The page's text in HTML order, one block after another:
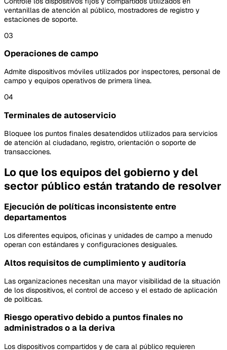
ventanillas de atención al público, mostradores de registro y
estaciones de soporte.
03
Operaciones de campo
Admite dispositivos móviles utilizados por inspectores, personal de
campo y equipos operativos de primera línea.
04
Terminales de autoservicio
Bloquee los puntos finales desatendidos utilizados para servicios
de atención al ciudadano, registro, orientación o soporte de
transacciones.
Lo que los equipos del gobierno y del
sector público están tratando de resolver
Ejecución de políticas inconsistente entre
departamentos
Los diferentes equipos, oficinas y unidades de campo a menudo
operan con estándares y configuraciones desiguales.
Altos requisitos de cumplimiento y auditoría
Las organizaciones necesitan una mayor visibilidad de la situación
de los dispositivos, el control de acceso y el estado de aplicación
de políticas.
Riesgo operativo debido a puntos finales no
administrados o a la deriva
Los dispositivos compartidos y de cara al público requieren